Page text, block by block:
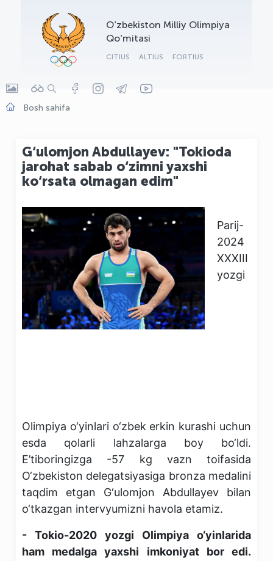
O‘zbekiston Milliy Olimpiya
Qo‘mitasi
CITIUS ALTIUS FORTIUS
Bosh sahifa
G‘ulomjon Abdullayev: "Tokioda
jarohat sabab o‘zimni yaxshi
ko‘rsata olmagan edim"
Parij-
2024
XXXIII
yozgi
Olimpiya o‘yinlari o‘zbek erkin kurashi uchun
esda qolarli lahzalarga boy bo‘ldi.
E’tiboringizga -57 kg vazn toifasida
O‘zbekiston delegatsiyasiga bronza medalini
taqdim etgan G‘ulomjon Abdullayev bilan
o‘tkazgan intervyumizni havola etamiz.
- Tokio-2020 yozgi Olimpiya o‘yinlarida
ham medalga yaxshi imkoniyat bor edi.
OLYMPCHIK AI - yordamchi
Onlayn · olympic.uz